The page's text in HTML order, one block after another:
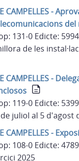
CAMPELLES -
del
131-0 Edicte:
de les
CAMPELLES -
119-0 Edicte:
juliol al 5 d'agost
CAMPELLES -
108-0 Edicte:
2025